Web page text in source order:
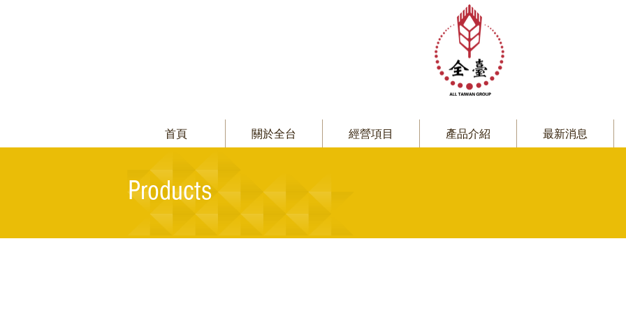
首頁 關於全台 經營項目 產品介紹 最新消息
Products